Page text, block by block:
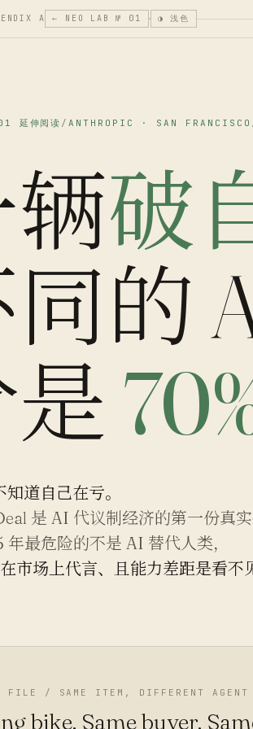
A ← NEO LAB № 01 ◑ 浅色
延伸阅读 /ANTHROPIC · SAN FRANCISCO
破
的
道自己在亏。
是 AI 代议制经济的第一份真
最危险的不是 AI 替代人类，
市场上代言、且能力差距是看不
/ SAME ITEM, DIFFERENT AGENT
bike. Same buyer.